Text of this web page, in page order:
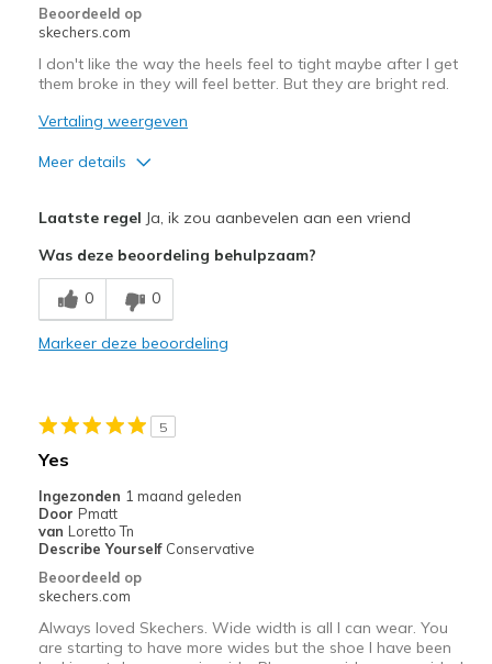
Beoordeeld op
skechers.com
I don't like the way the heels feel to tight maybe after I get
them broke in they will feel better. But they are bright red.
Vertaling weergeven
Meer details
Stylish
Minpunten
Need Break In
Special Occasions
Sizing
View On Shoes
I'm Into Shoes
Laatste regel Ja, ik zou aanbevelen aan een vriend
Was deze beoordeling behulpzaam?
0 0
Markeer deze beoordeling
5
Yes
Ingezonden 1 maand geleden
Door Pmatt
van Loretto Tn
Describe Yourself Conservative
Beoordeeld op
skechers.com
Always loved Skechers. Wide width is all I can wear. You
are starting to have more wides but the shoe I have been